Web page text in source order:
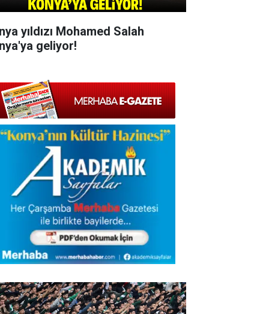
yıldızı Mohamed Salah
geliyor!